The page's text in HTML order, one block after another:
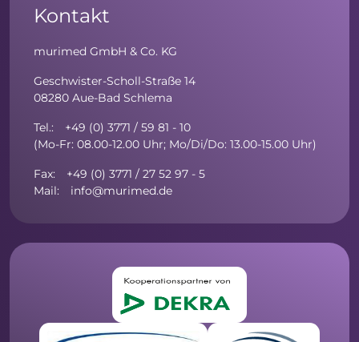
Kontakt
murimed GmbH & Co. KG
Geschwister-Scholl-Straße 14
08280 Aue-Bad Schlema
Tel.: +49 (0) 3771 / 59 81 - 10
(Mo-Fr: 08.00-12.00 Uhr; Mo/Di/Do: 13.00-15.00 Uhr)
Fax: +49 (0) 3771 / 27 52 97 - 5
Mail: info@murimed.de